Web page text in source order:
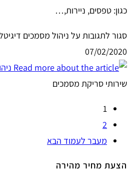
כגון: טפסים, ניירות,…
סגור לתגובות על ניהול מסמכים
07/02/2020
שירותי סריקת מסמכים
1
2
מעבר לעמוד הבא
הצעת מחיר מהירה